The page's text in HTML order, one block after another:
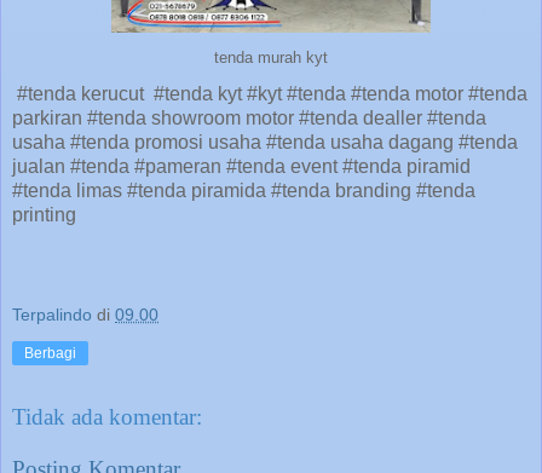
tenda murah kyt
#tenda kerucut #tenda kyt #kyt #tenda #tenda motor #tenda
parkiran #tenda showroom motor #tenda dealler #tenda
usaha #tenda promosi usaha #tenda usaha dagang #tenda
jualan #tenda #pameran #tenda event #tenda piramid
#tenda limas #tenda piramida #tenda branding #tenda
printing
Terpalindo di 09.00
Berbagi
Tidak ada komentar: